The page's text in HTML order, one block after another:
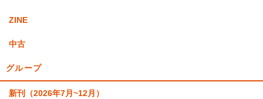
ZINE
中古
グループ
新刊（2026年7月~12月）